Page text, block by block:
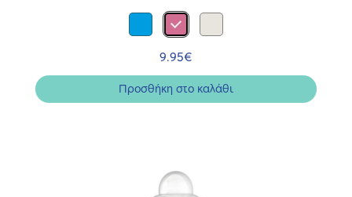
9.95€
Προσθήκη στο καλάθι